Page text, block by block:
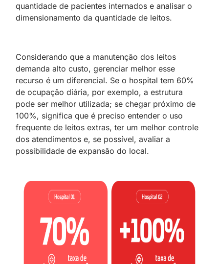
quantidade de pacientes internados e analisar o
dimensionamento da quantidade de leitos.
Considerando que a manutenção dos leitos
demanda alto custo, gerenciar melhor esse
recurso é um diferencial. Se o hospital tem 60%
de ocupação diária, por exemplo, a estrutura
pode ser melhor utilizada; se chegar próximo de
100%, significa que é preciso entender o uso
frequente de leitos extras, ter um melhor controle
dos atendimentos e, se possível, avaliar a
possibilidade de expansão do local.